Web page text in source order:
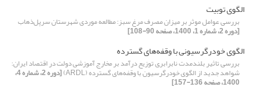
الگوی توبیت
بررسی عوامل موثر بر میزان مصرف مرغ سبز: مطالعه موردی شهرستان سرپل‌ذهاب
[دوره 2، شماره 1، 1400، صفحه 90-108]
الگوی خودرگرسیونی با وقفه‌های گسترده
بررسی تاثیر بلندمدت نابرابری توزیع درآمد بر مخارج آموزشی دولت در اقتصاد ایران:
شواهد جدید از الگوی خودرگرسیون با وقفه‌های گسترده (ARDL) [دوره 2، شماره 4،
1400، صفحه 136-157]